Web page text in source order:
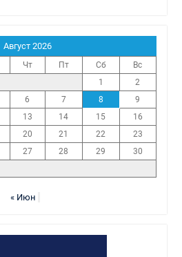
Август 2026
Чт Пт Сб
Вс
1
2
6 7 8
9
13 14 15
16
20 21 22
23
27 28 29
30
« Июн